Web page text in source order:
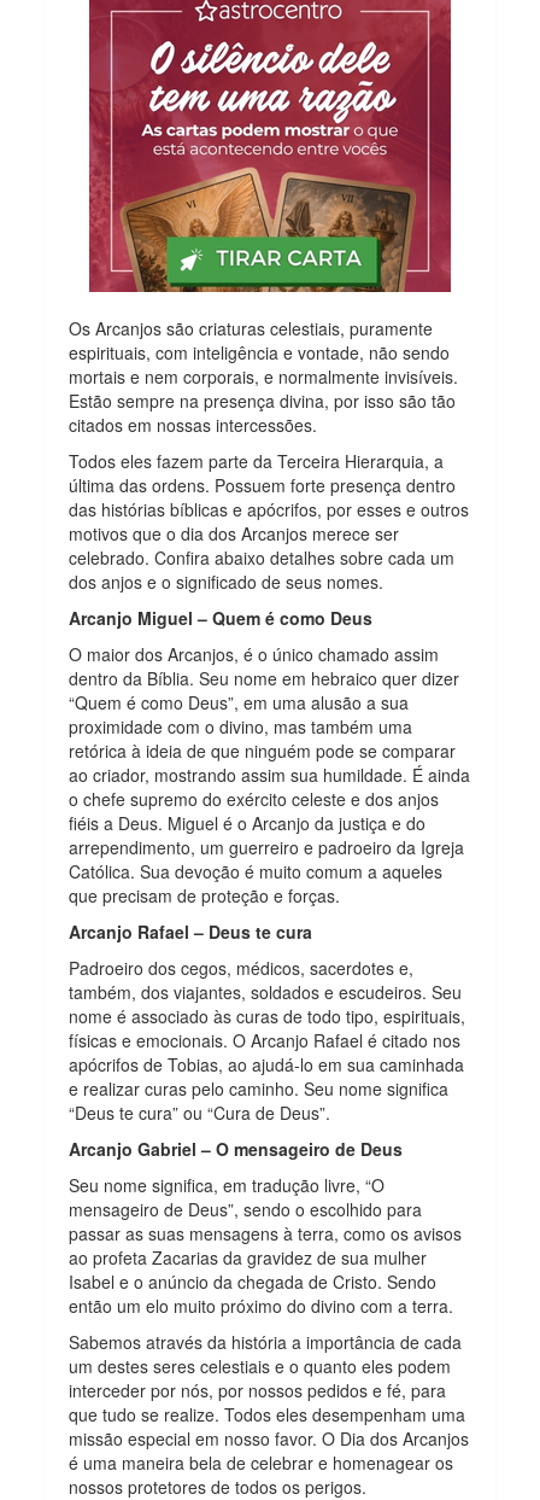
Os Arcanjos são criaturas celestiais, puramente
espirituais, com inteligência e vontade, não sendo
mortais e nem corporais, e normalmente invisíveis.
Estão sempre na presença divina, por isso são tão
citados em nossas intercessões.
Todos eles fazem parte da Terceira Hierarquia, a
última das ordens. Possuem forte presença dentro
das histórias bíblicas e apócrifos, por esses e outros
motivos que o dia dos Arcanjos merece ser
celebrado. Confira abaixo detalhes sobre cada um
dos anjos e o significado de seus nomes.
Arcanjo Miguel – Quem é como Deus
O maior dos Arcanjos, é o único chamado assim
dentro da Bíblia. Seu nome em hebraico quer dizer
“Quem é como Deus”, em uma alusão a sua
proximidade com o divino, mas também uma
retórica à ideia de que ninguém pode se comparar
ao criador, mostrando assim sua humildade. É ainda
o chefe supremo do exército celeste e dos anjos
fiéis a Deus. Miguel é o Arcanjo da justiça e do
arrependimento, um guerreiro e padroeiro da Igreja
Católica. Sua devoção é muito comum a aqueles
que precisam de proteção e forças.
Arcanjo Rafael – Deus te cura
Padroeiro dos cegos, médicos, sacerdotes e,
também, dos viajantes, soldados e escudeiros. Seu
nome é associado às curas de todo tipo, espirituais,
físicas e emocionais. O Arcanjo Rafael é citado nos
apócrifos de Tobias, ao ajudá-lo em sua caminhada
e realizar curas pelo caminho. Seu nome significa
“Deus te cura” ou “Cura de Deus”.
Arcanjo Gabriel – O mensageiro de Deus
Seu nome significa, em tradução livre, “O
mensageiro de Deus”, sendo o escolhido para
passar as suas mensagens à terra, como os avisos
ao profeta Zacarias da gravidez de sua mulher
Isabel e o anúncio da chegada de Cristo. Sendo
então um elo muito próximo do divino com a terra.
Sabemos através da história a importância de cada
um destes seres celestiais e o quanto eles podem
interceder por nós, por nossos pedidos e fé, para
que tudo se realize. Todos eles desempenham uma
missão especial em nosso favor. O Dia dos Arcanjos
é uma maneira bela de celebrar e homenagear os
nossos protetores de todos os perigos.